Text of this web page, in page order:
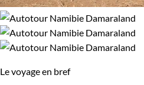
Le voyage en bref